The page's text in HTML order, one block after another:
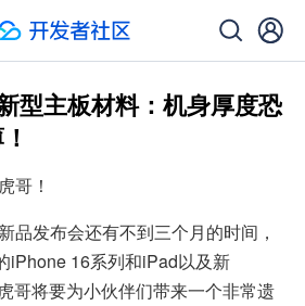
型主板材料：机身厚度恐
哥！
品发布会还有不到三个月的时间，
iPhone 16系列和iPad以及新
哥将要为小伙伴们带来一个非常遗